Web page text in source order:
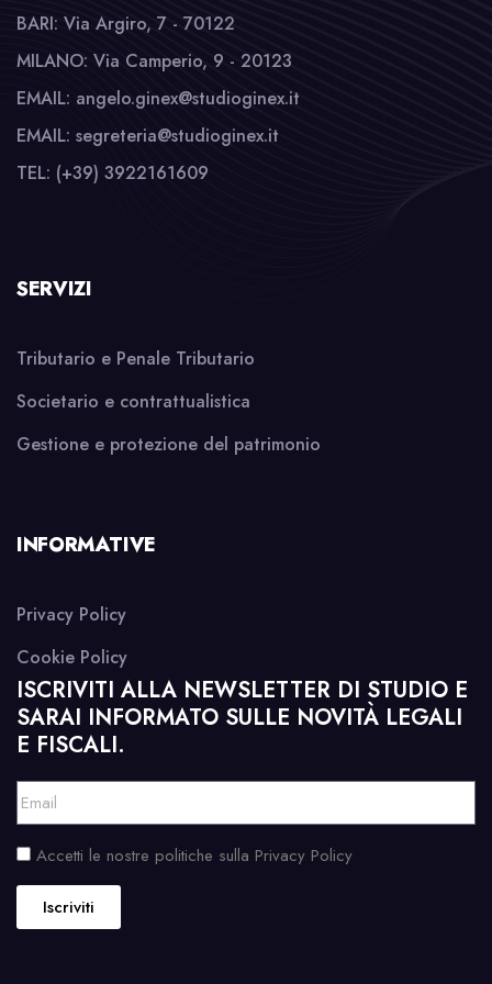
BARI: Via Argiro, 7 - 70122
MILANO: Via Camperio, 9 - 20123
EMAIL: angelo.ginex@studioginex.it
EMAIL: segreteria@studioginex.it
TEL: (+39) 3922161609
SERVIZI
Tributario e Penale Tributario
Societario e contrattualistica
Gestione e protezione del patrimonio
INFORMATIVE
Privacy Policy
Cookie Policy
ISCRIVITI ALLA NEWSLETTER DI STUDIO E
SARAI INFORMATO SULLE NOVITÀ LEGALI
E FISCALI.
Accetti le nostre politiche sulla Privacy Policy
Iscriviti